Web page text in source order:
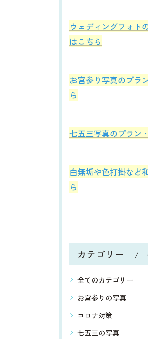
ウェディングフォト
はこちら
お宮参り写真のプラ
ら
七五三写真のプラン
白無垢や色打掛など
ら
カテゴリー
全てのカテゴリー
お宮参りの写真
コロナ対策
七五三の写真